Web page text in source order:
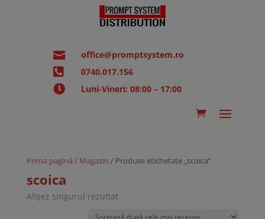
 office@promptsystem.ro
 0740.017.156
 Luni-Vineri: 08:00 – 17:00
Prima pagină / Magazin / Produse etichetate „scoica”
scoica
Afișez singurul rezultat